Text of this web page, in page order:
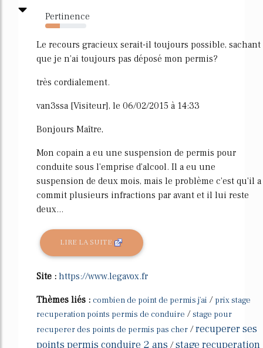
Pertinence
35%
Le recours gracieux serait-il toujours possible, sachant
que je n'ai toujours pas déposé mon permis?
très cordialement.
van3ssa [Visiteur], le 06/02/2015 à 14:33
Bonjours Maître,
Mon copain a eu une suspension de permis pour
conduite sous l'emprise d'alcool. Il a eu une
suspension de deux mois, mais le problème c'est qu'il a
commit plusieurs infractions par avant et il lui reste
deux...
LIRE LA SUITE
Site : https://www.legavox.fr
Thèmes liés : combien de point de permis j'ai / prix stage
recuperation points permis de conduire /stage pour
recuperer des points de permis pas cher /recuperer ses
points permis conduire 2 ans /stage recuperation